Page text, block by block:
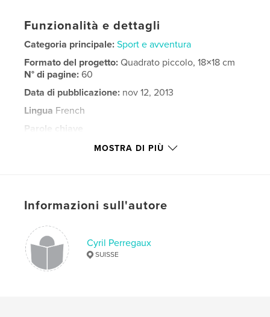
Funzionalità e dettagli
Categoria principale: Sport e avventura
Formato del progetto:Quadrato piccolo, 18×18 cm
N° di pagine:60
Data di pubblicazione: nov 12, 2013
Lingua French
Parole chiave
, cyril perregaux ,
MOSTRA DI PIÙ
Informazioni sull'autore
Cyril Perregaux
SUISSE